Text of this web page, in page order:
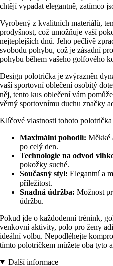
chtějí vypadat elegantně, zatímco
Vyrobený z kvalitních materiálů,
prodyšnost, což umožňuje vaší
nejteplejších dnů. Jeho pečlivě
svobodu pohybu, což je zásadní
pohybu během vašeho golfového
Design polotrička je zvýrazněn
vaší sportovní oblečení osobitý
něj, tento kus oblečení vám
věrný sportovnímu duchu značky
Klíčové vlastnosti tohoto
Maximální pohodlí: Měkké
po celý den.
Technologie na odvod
pokožky suché.
Současný styl: Elegantní a
příležitost.
Snadná údržba: Možnost
údržbu.
Pokud jde o každodenní trénink,
venkovní aktivity, polo pro ženy
ideální volbu. Nepodléhejte
tímto polotričkem můžete oba tyto
Další informace